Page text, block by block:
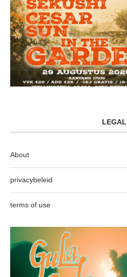
LEGAL
About
privacybeleid
terms of use